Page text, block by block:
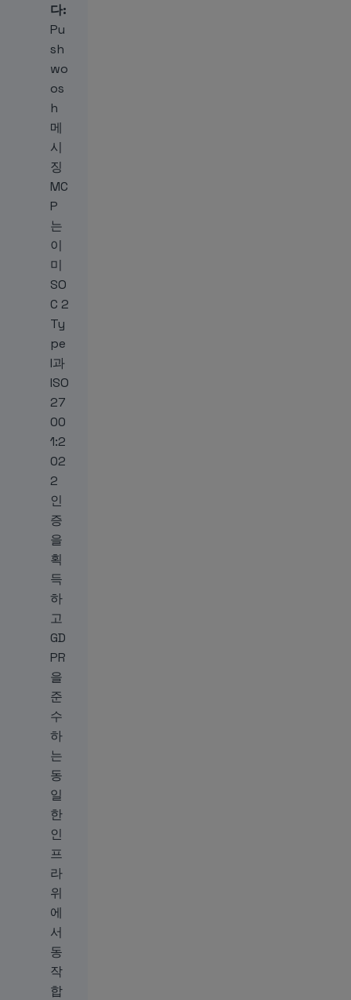
다:
Pu
sh
wo
os
h
메
시
징
MC
P
는
이
미
SO
C 2
Ty
pe
I과
ISO
27
00
1:2
02
2
인
증
을
획
득
하
고
GD
PR
을
준
수
하
는
동
일
한
인
프
라
위
에
서
동
작
합